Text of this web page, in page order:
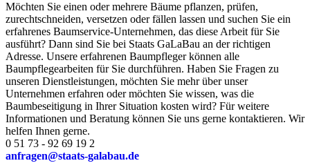
Möchten Sie einen oder mehrere Bäume pflanzen, prüfen,
zurechtschneiden, versetzen oder fällen lassen und suchen Sie ein
erfahrenes Baumservice-Unternehmen, das diese Arbeit für Sie
ausführt? Dann sind Sie bei Staats GaLaBau an der richtigen
Adresse. Unsere erfahrenen Baumpfleger können alle
Baumpflegearbeiten für Sie durchführen. Haben Sie Fragen zu
unseren Dienstleistungen, möchten Sie mehr über unser
Unternehmen erfahren oder möchten Sie wissen, was die
Baumbeseitigung in Ihrer Situation kosten wird? Für weitere
Informationen und Beratung können Sie uns gerne kontaktieren. Wir
helfen Ihnen gerne.
0 51 73 - 92 69 19 2
anfragen@staats-galabau.de